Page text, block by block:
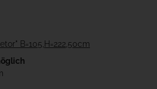
B=105,H=222,50cm